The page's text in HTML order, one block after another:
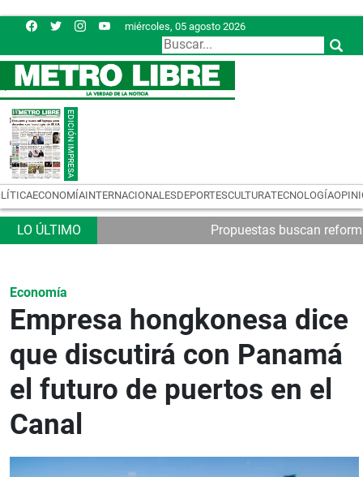
miércoles, 05 agosto 2026
ECONOMÍAINTERNACIONALESDEPORTESCULTURATECNOLOGÍA
Propuestas buscan
Economía
Empresa hongkonesa dice
que discutirá con Panamá
el futuro de puertos en el
Canal